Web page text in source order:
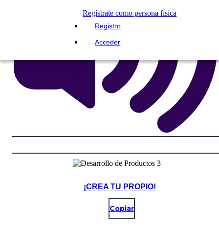
Regístrate como persona física
Registro
Acceder
¡CREA TU PROPIO!
Copiar